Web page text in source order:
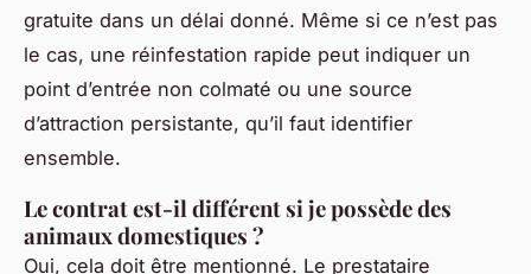
gratuite dans un délai donné. Même si ce n’est pas
le cas, une réinfestation rapide peut indiquer un
point d’entrée non colmaté ou une source
d’attraction persistante, qu’il faut identifier
ensemble.
Le contrat est-il différent si je possède des
animaux domestiques ?
Oui, cela doit être mentionné. Le prestataire